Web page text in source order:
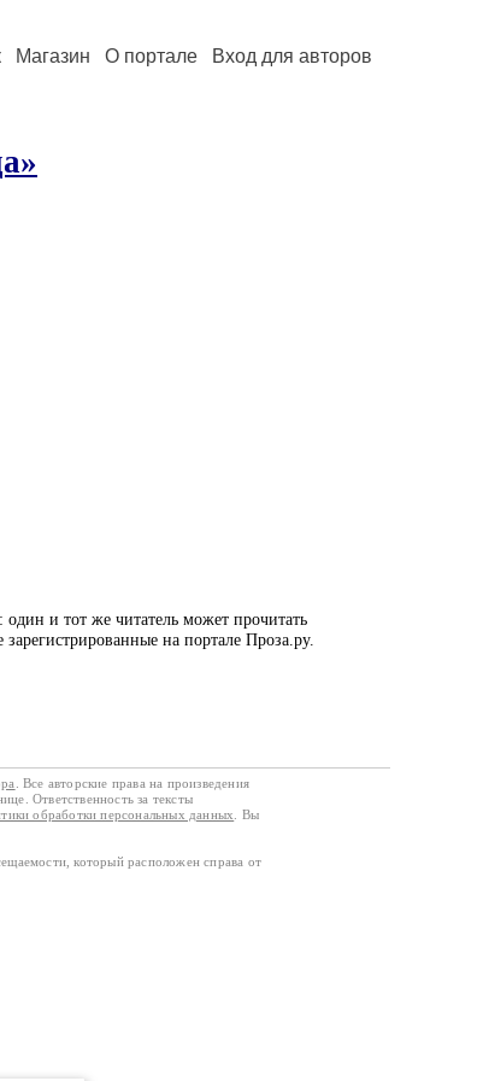
Магазин О портале Вход для авторов
и тот же читатель может прочитать
на портале Проза.ру.
. Все авторские права на произведения
Ответственность за тексты
обработки персональных данных
. Вы
который расположен справа от